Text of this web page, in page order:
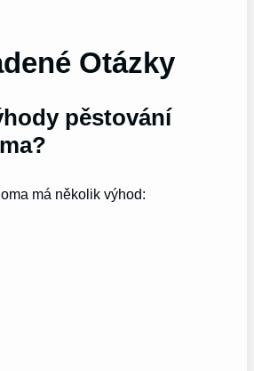
Otázky
pěstování
má několik výhod: